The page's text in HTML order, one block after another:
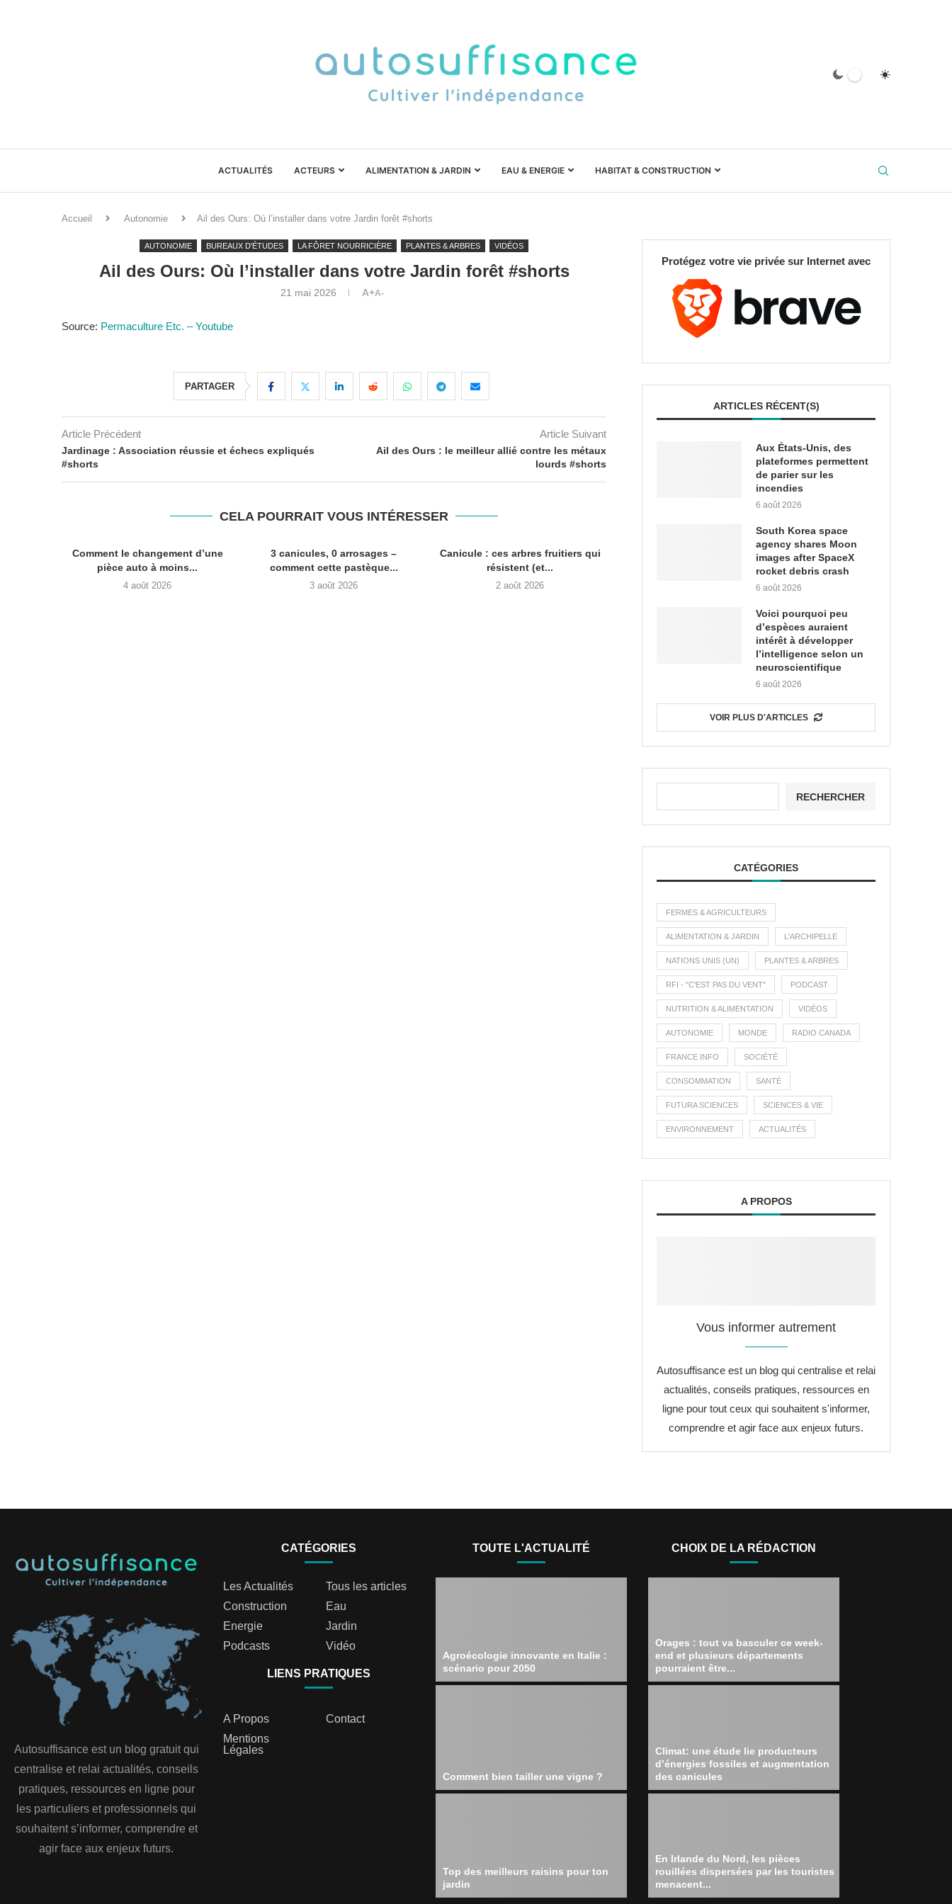
ACTUALITÉS ACTEURS ALIMENTATION & JARDIN EAU & ENERGIE HABITAT & CONSTRUCTION
Accueil Autonomie Ail des Ours: Où l’installer dans votre Jardin forêt #shorts
AUTONOMIE BUREAUX D'ÉTUDES LA FÔRET NOURRICIÈRE PLANTES & ARBRES VIDÉOS
Ail des Ours: Où l’installer dans votre Jardin forêt #shorts
21 mai 2026 A+A-
Source: Permaculture Etc. – Youtube
PARTAGER
Article Précédent
Jardinage : Association réussie et échecs expliqués
#shorts
Article Suivant
Ail des Ours : le meilleur allié contre les métaux
lourds #shorts
CELA POURRAIT VOUS INTÉRESSER
Comment le changement d’une
pièce auto à moins...
4 août 2026
3 canicules, 0 arrosages –
comment cette pastèque...
3 août 2026
Canicule : ces arbres fruitiers qui
résistent (et...
2 août 2026
Protégez votre vie privée sur Internet avec
ARTICLES RÉCENT(S)
Aux États-Unis, des
plateformes permettent
de parier sur les
incendies
6 août 2026
South Korea space
agency shares Moon
images after SpaceX
rocket debris crash
6 août 2026
Voici pourquoi peu
d’espèces auraient
intérêt à développer
l’intelligence selon un
neuroscientifique
6 août 2026
VOIR PLUS D'ARTICLES
RECHERCHER
CATÉGORIES
FERMES & AGRICULTEURS
ALIMENTATION & JARDIN L'ARCHIPELLE
NATIONS UNIS (UN) PLANTES & ARBRES
RFI - "C'EST PAS DU VENT" PODCAST
NUTRITION & ALIMENTATION VIDÉOS
AUTONOMIE MONDE RADIO CANADA
FRANCE INFO SOCIÉTÉ
CONSOMMATION SANTÉ
FUTURA SCIENCES SCIENCES & VIE
ENVIRONNEMENT ACTUALITÉS
A PROPOS
Vous informer autrement
Autosuffisance est un blog qui centralise et relai
actualités, conseils pratiques, ressources en
ligne pour tout ceux qui souhaitent s'informer,
comprendre et agir face aux enjeux futurs.
Autosuffisance est un blog gratuit qui
centralise et relai actualités, conseils
pratiques, ressources en ligne pour
les particuliers et professionnels qui
souhaitent s’informer, comprendre et
agir face aux enjeux futurs.
CATÉGORIES
Les Actualités
Tous les articles
Construction
Eau
Energie
Jardin
Podcasts
Vidéo
LIENS PRATIQUES
A Propos
Contact
Mentions
Légales
TOUTE L'ACTUALITÉ
Agroécologie innovante en Italie :
scénario pour 2050
Comment bien tailler une vigne ?
Top des meilleurs raisins pour ton
jardin
CHOIX DE LA RÉDACTION
Orages : tout va basculer ce week-
end et plusieurs départements
pourraient être...
Climat: une étude lie producteurs
d’énergies fossiles et augmentation
des canicules
En Irlande du Nord, les pièces
rouillées dispersées par les touristes
menacent...